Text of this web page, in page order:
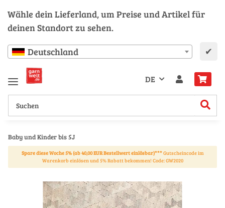
Wähle dein Lieferland, um Preise und Artikel für
deinen Standort zu sehen.
Deutschland ✔
DE
Baby und Kinder bis 5J
Spare diese Woche 5% (ab 40,00 EUR Bestellwert einlösbar)***Gutscheincode im
Warenkorb einlösen und 5% Rabatt bekommen! Code: GW2020